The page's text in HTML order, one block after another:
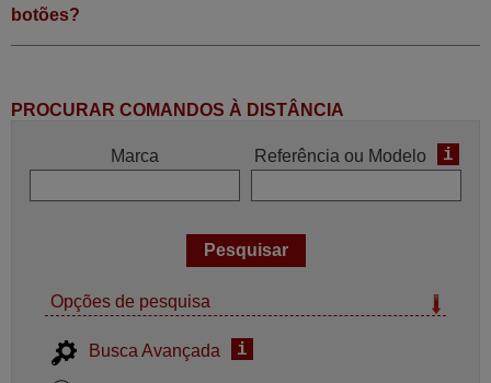
botões?
PROCURAR COMANDOS À DISTÂNCIA
Marca Referência ou Modelo i
Opções de pesquisa
Busca Avançada i